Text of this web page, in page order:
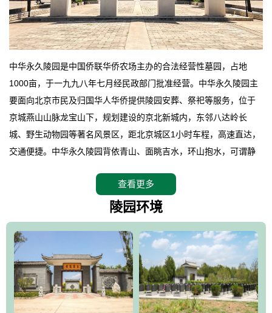
中华永久陵园是中国侨联华侨农场主办的合法经营性墓园，占地
1000亩，于一九九八年七月经民政部门批准经营。中华永久陵园主
要面向北京市民及归国华人华侨提供陵园安葬、祭祀等服务，位于
京城燕山山脉龙宝山下，规划建设的京北新城内，东邻八达岭长
城、野生动物园等著名风景区，距北京城区1小时车程，高速直达，
交通便捷。中华永久陵园背依青山、面眺吉水，环山抱水，可谓静
地。在总体设计上完全以中国传统文化作为前渠，由三条山脊环绕
而成，宛如一把太师椅，呈坐南朝北向，左青龙，右白虎，前朱
环绕挡住了外界的风吹，流动的生气遇到官厅的水又止住了，正好
符合山环水抱，藏风纳气的要求。中华永久陵园风景庄重典雅、气
势如宏，是华北地区最大的平川式墓园，陵园以皇家建筑风格为载
体吸取现代园林艺术之精华
查看更多
陵园环境